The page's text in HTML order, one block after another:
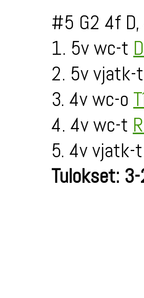
#5 G2 4f
1. 5v wc-t
2. 5v vjatk-t
3. 4v wc-o
4. 4v wc-t
5. 4v vjatk-t
Tulokset: